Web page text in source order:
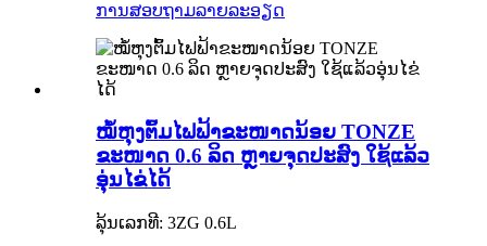
ການສອບຖາມລາຍລະອຽດ
ໝໍ້ຫຸງຕົ້ມໄຟຟ້າຂະໜາດນ້ອຍ TONZE
ຂະໜາດ 0.6 ລິດ ຫຼາຍຈຸດປະສົງ ໃຊ້ແລ້ວ
ອຸ່ນໄຂ່ໄດ້
ລຸ້ນເລກທີ: 3ZG 0.6L